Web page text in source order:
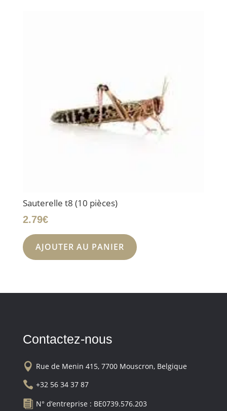
Sauterelle t8 (10 pièces)
2.79€
AJOUTER AU PANIER
Contactez-nous
 Rue de Menin 415, 7700 Mouscron, Belgique
 +32 56 34 37 87
 N° d’entreprise : BE0739.576.203